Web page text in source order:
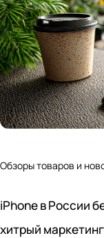
Обзоры товаров и
iPhone в России
хитрый